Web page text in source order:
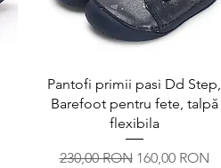
Afișare rapidă
Pantofi primii pasi Dd Step,
Barefoot pentru fete, talpă
flexibila
Preț normal
230,00 RON Preț redus
160,00 RON